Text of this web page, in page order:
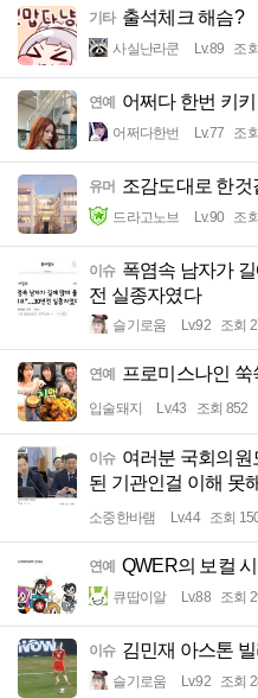
기타 출석체크 해슴?
사실난라쿤 Lv.89 조
연예 어쩌다 한번 키
어쩌다한번 Lv.77 조
유머 조감도대로 한것
드라고노브 Lv.90 조
이슈 폭염속 남자가
전 실종자였다
슬기로움 Lv.92 조회
연예 프로미스나인 쑥
입술돼지 Lv.43 조회 852
이슈 여러분 국회의원
된 기관인걸 이해 못
소중한바램 Lv.44 조회
연예 QWER의 보컬
큐땁이알 Lv.88 조회
이슈 김민재 아스톤
슬기로움 Lv.92 조회